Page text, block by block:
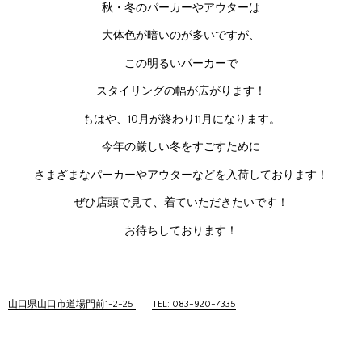
秋・冬のパーカーやアウターは
大体色が暗いのが多いですが、
この明るいパーカーで
スタイリングの幅が広がります！
もはや、10月が終わり11月になります。
今年の厳しい冬をすごすために
さまざまなパーカーやアウターなどを入荷しております！
ぜひ店頭で見て、着ていただきたいです！
お待ちしております！
山口県山口市道場門前1-2-25 TEL: 083-920-7335